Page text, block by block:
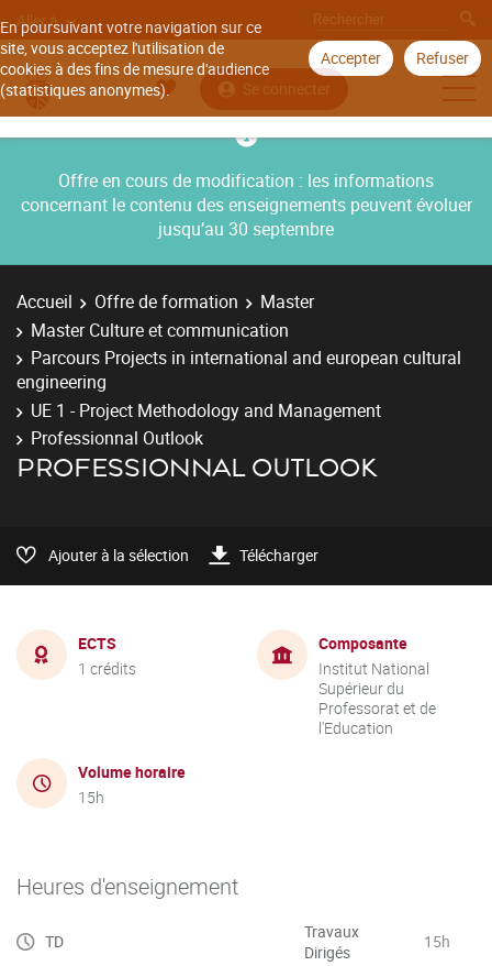
En poursuivant votre navigation sur ce
site, vous acceptez l'utilisation de
cookies à des fins de mesure d'audience
(statistiques anonymes).
Accepter Refuser
Aller à
Se connecter
Offre en cours de modification : les informations
concernant le contenu des enseignements peuvent évoluer
jusqu’au 30 septembre
Accueil Offre de formation
Master
Master Culture et communication
Parcours Projects in international and european cultural
engineering
UE 1 - Project Methodology and Management
Professionnal Outlook
PROFESSIONNAL OUTLOOK
Ajouter à la sélection Télécharger
ECTS
1 crédits
Composante
Institut National
Supérieur du
Professorat et de
l'Education
Volume horaire
15h
Heures d'enseignement
TD
Travaux
Dirigés
15h